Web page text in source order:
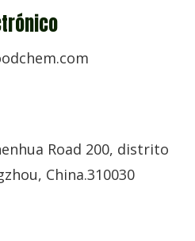
Road 200, distrito
China.310030